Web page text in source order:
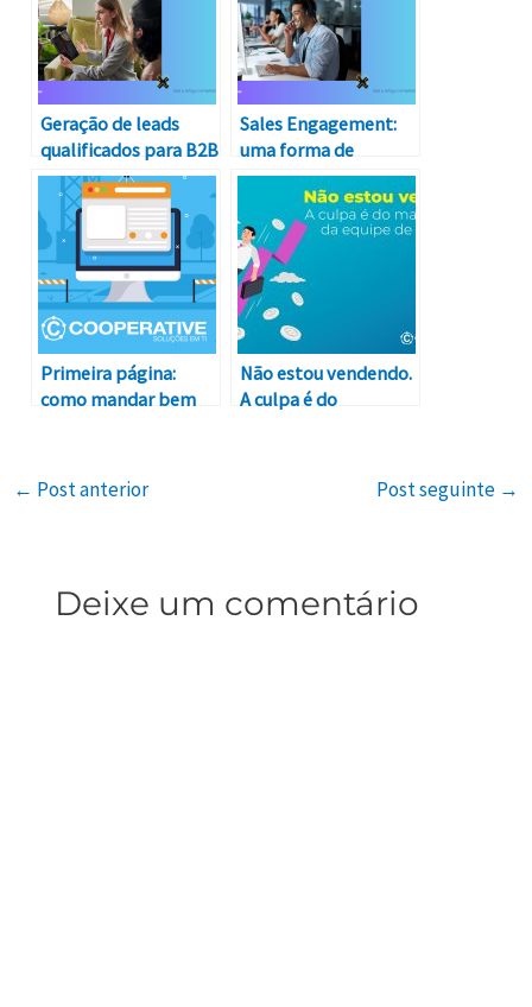
Geração de leads
qualificados para B2B
ainda é um ponto de
atenção para 80%
das empresas
Sales Engagement:
uma forma de
aumentar suas
vendas e manter seu
time comercial
sempre de agenda
cheia
Primeira página:
como mandar bem
Não estou vendendo.
A culpa é do
← Post anterior Post seguinte →
Deixe um comentário